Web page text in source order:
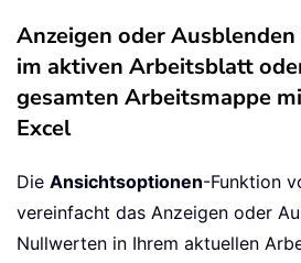
Anzeigen oder
im aktiven Arbeitsblatt
gesamten Arbeitsmappe
Excel
Die Ansichtsoptionen-Funktion
vereinfacht das Anzeigen oder
Nullwerten in Ihrem aktuellen